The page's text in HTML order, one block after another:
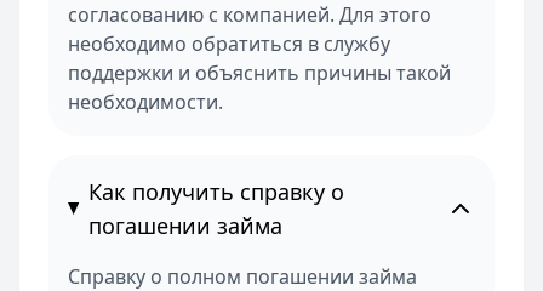
согласованию с компанией. Для этого
необходимо обратиться в службу
поддержки и объяснить причины такой
необходимости.
Как получить справку о
погашении займа
Справку о полном погашении займа